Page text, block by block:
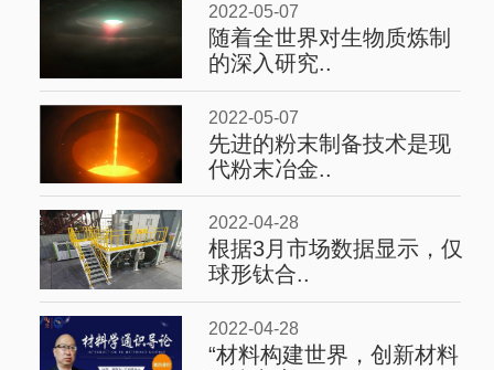
2022-05-07
随着全世界对生物质炼制
的深入研究..
2022-05-07
先进的粉末制备技术是现
代粉末冶金..
2022-04-28
根据3月市场数据显示，仅
球形钛合..
2022-04-28
“材料构建世界，创新材料